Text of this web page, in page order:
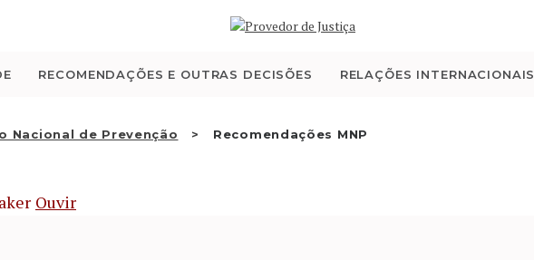
RECOMENDAÇÕES E OUTRAS DECISÕES RELAÇÕES INTERNACIONAIS
Nacional de Prevenção Recomendações MNP
QUEM SOMOS
ATIVIDADE
RECOMENDAÇÕES E
Ouvir